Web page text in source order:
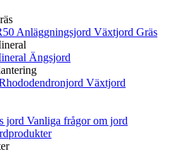
Anläggningsjord Växtjord Gräs
Ängsjord
Växtjord
jord Vanliga frågor om jord